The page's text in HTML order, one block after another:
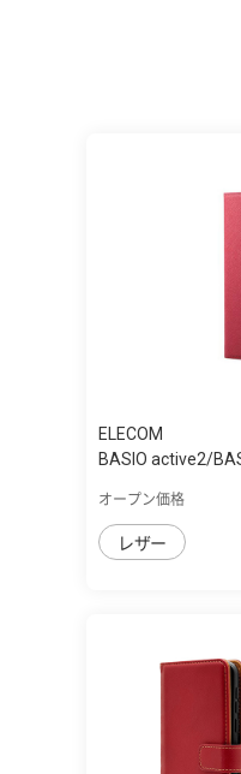
ELECOM
BASIO active2/
オープン価格
レザー